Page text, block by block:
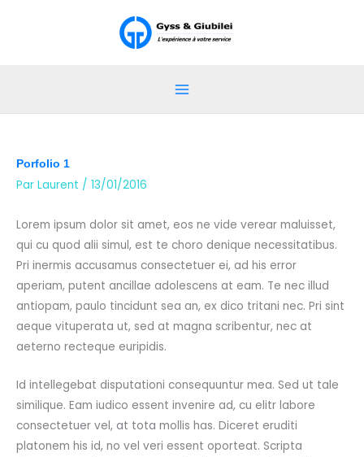
Porfolio 1
Par Laurent / 13/01/2016
Lorem ipsum dolor sit amet, eos ne vide verear maluisset,
qui cu quod alii simul, est te choro denique necessitatibus.
Pri inermis accusamus consectetuer ei, ad his error
aperiam, putent ancillae adolescens at eam. Te nec illud
antiopam, paulo tincidunt sea an, ex dico tritani nec. Pri sint
aeque vituperata ut, sed at magna scribentur, nec at
aeterno recteque euripidis.
Id intellegebat disputationi consequuntur mea. Sed ut tale
similique. Eam iudico essent invenire ad, cu elitr labore
consectetuer vel, at tota mollis has. Diceret eruditi
platonem his id, no vel veri essent oporteat. Scripta